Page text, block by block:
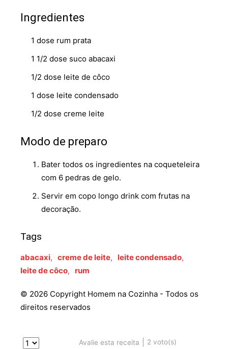
Ingredientes
1 dose rum prata
1 1/2 dose suco abacaxi
1/2 dose leite de côco
1 dose leite condensado
1/2 dose creme leite
Modo de preparo
Bater todos os ingredientes na coqueteleira
com 6 pedras de gelo.
Servir em copo longo drink com frutas na
decoração.
Tags
abacaxi, creme de leite, leite condensado,
leite de côco, rum
© 2026 Copyright Homem na Cozinha - Todos os
direitos reservados
Avalie esta receita 2 voto(s)